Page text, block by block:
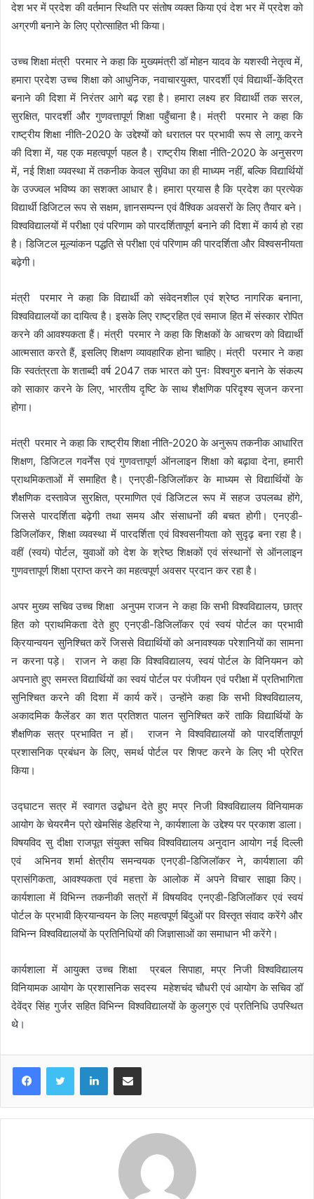
देश भर में प्रदेश की वर्तमान स्थिति पर संतोष व्यक्त किया एवं देश भर में प्रदेश को
अग्रणी बनाने के लिए प्रोत्साहित भी किया।
उच्च शिक्षा मंत्री परमार ने कहा कि मुख्यमंत्री डॉ मोहन यादव के यशस्वी नेतृत्व में,
हमारा प्रदेश उच्च शिक्षा को आधुनिक, नवाचारयुक्त, पारदर्शी एवं विद्यार्थी-केंद्रित
बनाने की दिशा में निरंतर आगे बढ़ रहा है। हमारा लक्ष्य हर विद्यार्थी तक सरल,
सुरक्षित, पारदर्शी और गुणवत्तापूर्ण शिक्षा पहुँचाना है। मंत्री परमार ने कहा कि
राष्ट्रीय शिक्षा नीति-2020 के उद्देश्यों को धरातल पर प्रभावी रूप से लागू करने
की दिशा में, यह एक महत्वपूर्ण पहल है। राष्ट्रीय शिक्षा नीति-2020 के अनुसरण
में, नई शिक्षा व्यवस्था में तकनीक केवल सुविधा का ही माध्यम नहीं, बल्कि विद्यार्थियों
के उज्ज्वल भविष्य का सशक्त आधार है। हमारा प्रयास है कि प्रदेश का प्रत्येक
विद्यार्थी डिजिटल रूप से सक्षम, ज्ञानसम्पन्न एवं वैश्विक अवसरों के लिए तैयार बने।
विश्वविद्यालयों में परीक्षा एवं परिणाम को पारदर्शितापूर्ण बनाने की दिशा में कार्य हो रहा
है। डिजिटल मूल्यांकन पद्धति से परीक्षा एवं परिणाम की पारदर्शिता और विश्वसनीयता
बढ़ेगी।
मंत्री परमार ने कहा कि विद्यार्थी को संवेदनशील एवं श्रेष्ठ नागरिक बनाना,
विश्वविद्यालयों का दायित्व है। इसके लिए राष्ट्रहित एवं समाज हित में संस्कार रोपित
करने की आवश्यकता हैं। मंत्री परमार ने कहा कि शिक्षकों के आचरण को विद्यार्थी
आत्मसात करते हैं, इसलिए शिक्षण व्यावहारिक होना चाहिए। मंत्री परमार ने कहा
कि स्वतंत्रता के शताब्दी वर्ष 2047 तक भारत को पुनः विश्वगुरु बनाने के संकल्प
को साकार करने के लिए, भारतीय दृष्टि के साथ शैक्षणिक परिदृश्य सृजन करना
होगा।
मंत्री परमार ने कहा कि राष्ट्रीय शिक्षा नीति-2020 के अनुरूप तकनीक आधारित
शिक्षण, डिजिटल गवर्नेंस एवं गुणवत्तापूर्ण ऑनलाइन शिक्षा को बढ़ावा देना, हमारी
प्राथमिकताओं में समाहित है। एनएडी-डिजिलॉकर के माध्यम से विद्यार्थियों के
शैक्षणिक दस्तावेज सुरक्षित, प्रमाणित एवं डिजिटल रूप में सहज उपलब्ध होंगे,
जिससे पारदर्शिता बढ़ेगी तथा समय और संसाधनों की बचत होगी। एनएडी-
डिजिलॉकर, शिक्षा व्यवस्था में पारदर्शिता एवं विश्वसनीयता को सुदृढ़ बना रहा है।
वहीं (स्वयं) पोर्टल, युवाओं को देश के श्रेष्ठ शिक्षकों एवं संस्थानों से ऑनलाइन
गुणवत्तापूर्ण शिक्षा प्राप्त करने का महत्वपूर्ण अवसर प्रदान कर रहा है।
अपर मुख्य सचिव उच्च शिक्षा अनुपम राजन ने कहा कि सभी विश्वविद्यालय, छात्र
हित को प्राथमिकता देते हुए एनएडी-डिजिलॉकर एवं स्वयं पोर्टल का प्रभावी
क्रियान्वयन सुनिश्चित करें जिससे विद्यार्थियों को अनावश्यक परेशानियों का सामना
न करना पड़े। राजन ने कहा कि विश्वविद्यालय, स्वयं पोर्टल के विनियमन को
अपनाते हुए समस्त विद्यार्थियों का स्वयं पोर्टल पर पंजीयन एवं परीक्षा में प्रतिभागिता
सुनिश्चित करने की दिशा में कार्य करें। उन्होंने कहा कि सभी विश्वविद्यालय,
अकादमिक कैलेंडर का शत प्रतिशत पालन सुनिश्चित करें ताकि विद्यार्थियों के
शैक्षणिक सत्र प्रभावित न हों। राजन ने विश्वविद्यालयों को पारदर्शितापूर्ण
प्रशासनिक प्रबंधन के लिए, समर्थ पोर्टल पर शिफ्ट करने के लिए भी प्रेरित
किया।
उद्घाटन सत्र में स्वागत उद्बोधन देते हुए मप्र निजी विश्वविद्यालय विनियामक
आयोग के चेयरमैन प्रो खेमसिंह डेहरिया ने, कार्यशाला के उद्देश्य पर प्रकाश डाला।
विषयविद सु दीक्षा राजपूत संयुक्त सचिव विश्वविद्यालय अनुदान आयोग नई दिल्ली
एवं अभिनव शर्मा क्षेत्रीय समन्वयक एनएडी-डिजिलॉकर ने, कार्यशाला की
प्रासंगिकता, आवश्यकता एवं महत्ता के आलोक में अपने विचार साझा किए।
कार्यशाला में विभिन्न तकनीकी सत्रों में विषयविद एनएडी-डिजिलॉकर एवं स्वयं
पोर्टल के प्रभावी क्रियान्वयन के लिए महत्वपूर्ण बिंदुओं पर विस्तृत संवाद करेंगे और
विभिन्न विश्वविद्यालयों के प्रतिनिधियों की जिज्ञासाओं का समाधान भी करेंगे।
कार्यशाला में आयुक्त उच्च शिक्षा प्रबल सिपाहा, मप्र निजी विश्वविद्यालय
विनियामक आयोग के प्रशासनिक सदस्य महेशचंद चौधरी एवं आयोग के सचिव डॉ
देवेंद्र सिंह गुर्जर सहित विभिन्न विश्वविद्यालयों के कुलगुरु एवं प्रतिनिधि उपस्थित
थे।
LinkedInShare via Email